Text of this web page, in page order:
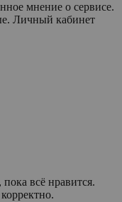
мнение о сервисе.
Личный кабинет
всё нравится.